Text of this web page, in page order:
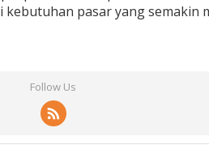
kebutuhan pasar yang semakin
Follow Us